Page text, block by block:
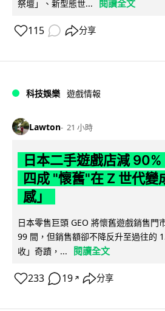
祭壇」、新型態世... 閱讀全文
115 分享
科技娛樂 遊戲情報
Lawton 21 小時
日本二手遊戲店減
四成 "懷舊"在 Z 世代變
感」
日本零售巨頭 GEO 將懷舊遊戲銷售門
99 間，但銷售額卻不降反升至過往的
收」奇蹟，...
閱讀全文
233 19 ↗ 分享